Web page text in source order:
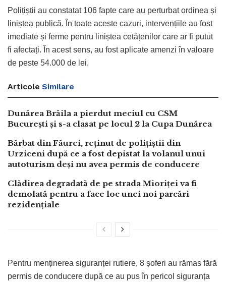
Polițiștii au constatat 106 fapte care au perturbat ordinea și
liniștea publică. În toate aceste cazuri, intervențiile au fost
imediate și ferme pentru liniștea cetățenilor care ar fi putut
fi afectați. În acest sens, au fost aplicate amenzi în valoare
de peste 54.000 de lei.
Articole Similare
Dunărea Brăila a pierdut meciul cu CSM
București și s-a clasat pe locul 2 la Cupa Dunărea
Bărbat din Făurei, reținut de polițiștii din
Urziceni după ce a fost depistat la volanul unui
autoturism deși nu avea permis de conducere
Clădirea degradată de pe strada Mioriței va fi
demolată pentru a face loc unei noi parcări
rezidențiale
Pentru menținerea siguranței rutiere, 8 șoferi au rămas fără
permis de conducere după ce au pus în pericol siguranța